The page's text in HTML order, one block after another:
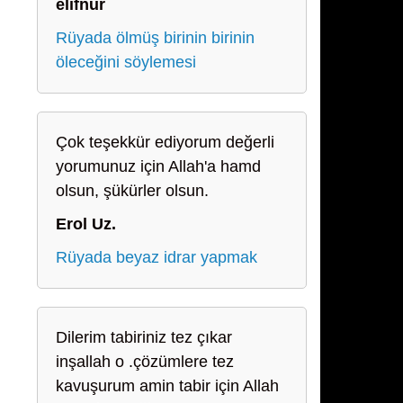
elifnur
Rüyada ölmüş birinin birinin
öleceğini söylemesi
Çok teşekkür ediyorum değerli
yorumunuz için Allah'a hamd
olsun, şükürler olsun.
Erol Uz.
Rüyada beyaz idrar yapmak
Dilerim tabiriniz tez çıkar
inşallah o .çözümlere tez
kavuşurum amin tabir için Allah